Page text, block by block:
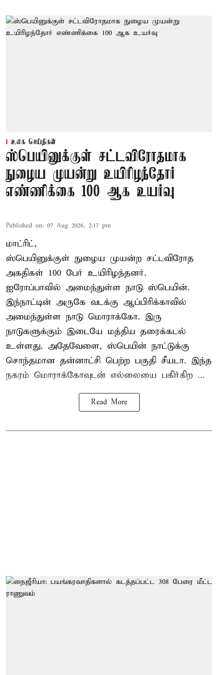
உலக செய்திகள்
ஸ்பெயினுக்குள் சட்டவிரோதமாக
நுழைய முயன்று உயிரிழந்தோர்
எண்ணிக்கை 100 ஆக உயர்வு
Published on: 07 Aug 2026, 2:17 pm
மாட்ரிட்,
ஸ்பெயினுக்குள் நுழைய முயன்ற சட்டவிரோத
அகதிகள் 100 பேர் உயிரிழந்தனர்.
ஐரோப்பாவில் அமைந்துள்ள நாடு ஸ்பெயின்.
இந்நாட்டின் அருகே வடக்கு ஆப்பிரிக்காவில்
அமைந்துள்ள நாடு மொராக்கோ. இரு
நாடுகளுக்கும் இடையே மத்திய தரைக்கடல்
உள்ளது. அதேவேளை, ஸ்பெயின் நாட்டுக்கு
சொந்தமான தன்னாட்சி பெற்ற பகுதி சீயடா. இந்த
நகரம் மொராக்கோவுடன் எல்லையை பகிர்கிற ...
Read More